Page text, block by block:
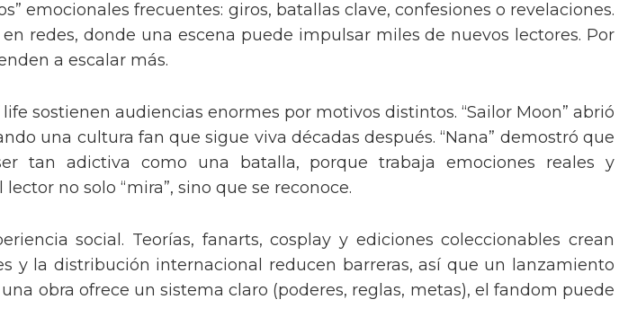
emocionales frecuentes: giros, batallas clave, confesiones o revelaciones.
redes, donde una escena puede impulsar miles de nuevos lectores. Por
a escalar más.
sostienen audiencias enormes por motivos distintos. “Sailor Moon” abrió
una cultura fan que sigue viva décadas después. “Nana” demostró que
tan adictiva como una batalla, porque trabaja emociones reales y
no solo “mira”, sino que se reconoce.
social. Teorías, fanarts, cosplay y ediciones coleccionables crean
la distribución internacional reducen barreras, así que un lanzamiento
obra ofrece un sistema claro (poderes, reglas, metas), el fandom puede